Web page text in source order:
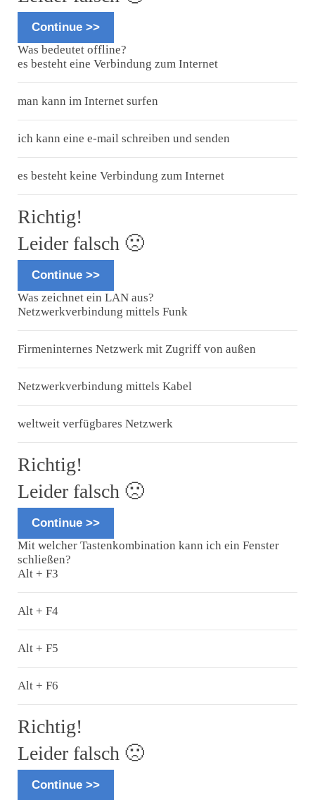
Continue >>
Was bedeutet offline?
es besteht eine Verbindung zum Internet
man kann im Internet surfen
ich kann eine e-mail schreiben und senden
es besteht keine Verbindung zum Internet
Richtig!
Leider falsch 🙁
Continue >>
Was zeichnet ein LAN aus?
Netzwerkverbindung mittels Funk
Firmeninternes Netzwerk mit Zugriff von außen
Netzwerkverbindung mittels Kabel
weltweit verfügbares Netzwerk
Richtig!
Leider falsch 🙁
Continue >>
Mit welcher Tastenkombination kann ich ein Fenster
schließen?
Alt + F3
Alt + F4
Alt + F5
Alt + F6
Richtig!
Leider falsch 🙁
Continue >>